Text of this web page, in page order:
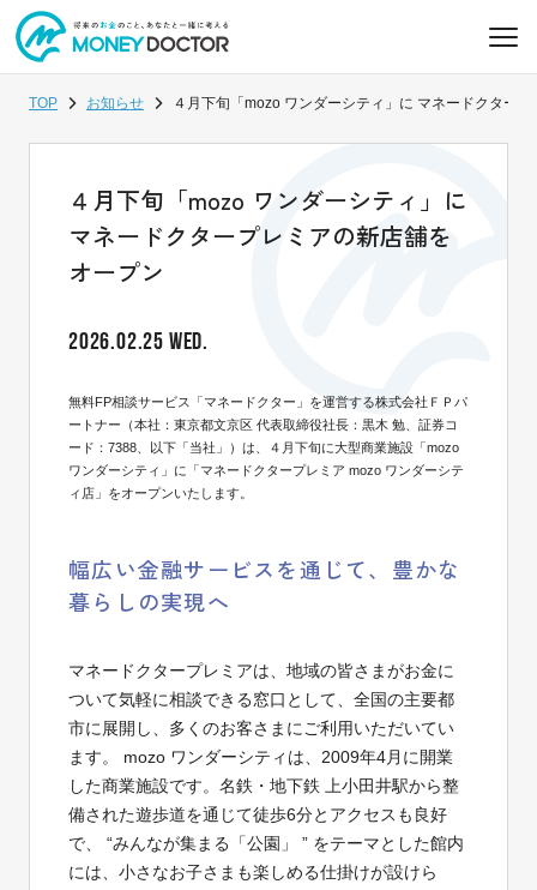
TOP お知らせ ４月下旬「mozo ワンダーシティ」に マネードクター
４月下旬「mozo ワンダーシティ」に
マネードクタープレミアの新店舗を
オープン
2026.02.25 WED.
無料FP相談サービス「マネードクター」を運営する株式会社ＦＰパ
ートナー（本社：東京都文京区 代表取締役社長：黒木 勉、証券コ
ード：7388、以下「当社」）は、４月下旬に大型商業施設「mozo
ワンダーシティ」に「マネードクタープレミア mozo ワンダーシテ
ィ店」をオープンいたします。
幅広い金融サービスを通じて、豊かな
暮らしの実現へ
マネードクタープレミアは、地域の皆さまがお金に
ついて気軽に相談できる窓口として、全国の主要都
市に展開し、多くのお客さまにご利用いただいてい
ます。 mozo ワンダーシティは、2009年4月に開業
した商業施設です。名鉄・地下鉄 上小田井駅から整
備された遊歩道を通じて徒歩6分とアクセスも良好
で、 “みんなが集まる「公園」 ” をテーマとした館内
には、小さなお子さまも楽しめる仕掛けが設けら